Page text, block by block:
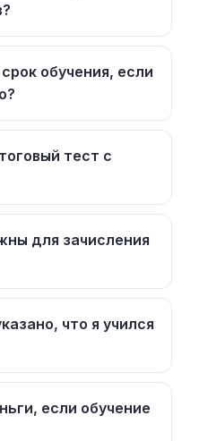
обучения, если
тест с
для зачисления
что я учился
если обучение